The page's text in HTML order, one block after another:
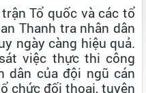
Tổ quốc và các tổ
Thanh tra nhân dân
ngày càng hiệu quả.
việc thực thi công
dân của đội ngũ cán
chức đối thoại, tuyên